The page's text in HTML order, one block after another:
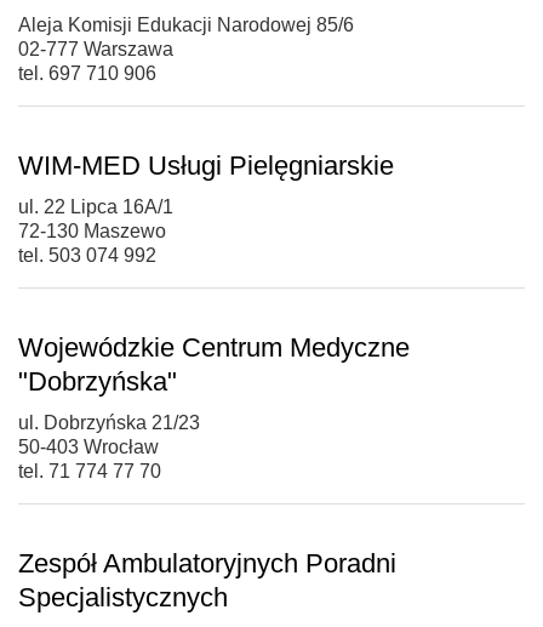
Aleja Komisji Edukacji Narodowej 85/6
02-777 Warszawa
tel. 697 710 906
WIM-MED Usługi Pielęgniarskie
ul. 22 Lipca 16A/1
72-130 Maszewo
tel. 503 074 992
Wojewódzkie Centrum Medyczne
"Dobrzyńska"
ul. Dobrzyńska 21/23
50-403 Wrocław
tel. 71 774 77 70
Zespół Ambulatoryjnych Poradni
Specjalistycznych